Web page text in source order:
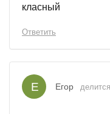
класный
Ответить
Е Егор